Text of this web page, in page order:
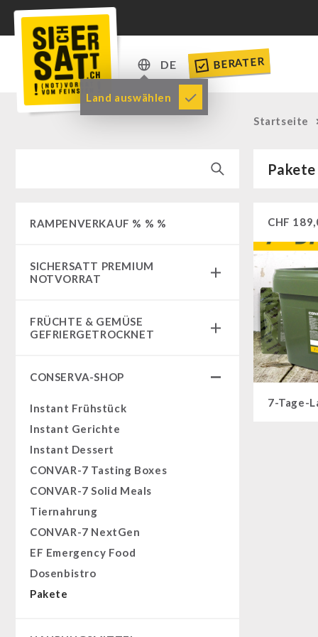
DE
DE
EN
Land auswählen
BERATER
RAMPENVERKAUF % % %
SICHERSATT PREMIUM
NOTVORRAT
Fertiggerichte
NR-72
Müsli Zutaten
Vegan
Trinkwasser
Früchte
Gemüse
Kräuter / Gewürze
Grundnahrungsmittel
Milch / Ei / Butter
Getreide / Mehl / Hefe
Zucker / Brühe / Sauce
FRÜCHTE & GEMÜSE
GEFRIERGETROCKNET
leckker Bio Früchte
SicherSatt Früchte
SicherSatt Gemüse
CONSERVA-SHOP
Instant Frühstück
Instant Gerichte
Instant Dessert
CONVAR-7 Tasting Boxes
CONVAR-7 Solid Meals
Tiernahrung
CONVAR-7 NextGen
EF Emergency Food
Dosenbistro
Pakete
Startseite
Pakete
CHF
7-Tage-